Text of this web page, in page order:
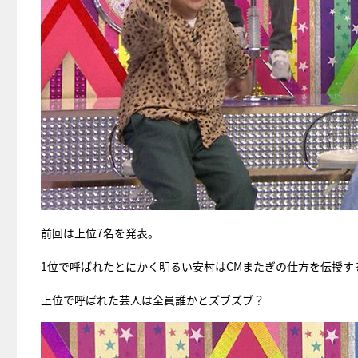
前回は上位7名を発表。
1位で呼ばれたとにかく明るい安村はCMまたぎの仕方を伝授す
上位で呼ばれた芸人は全員誰かとズブズブ？